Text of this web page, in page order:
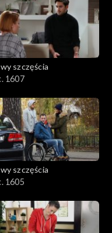
szczęścia
1607
szczęścia
1605